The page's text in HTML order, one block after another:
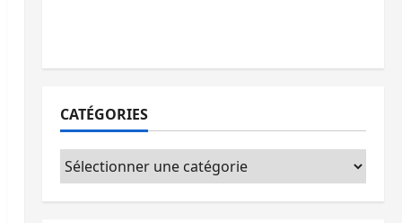
CATÉGORIES
Catégories